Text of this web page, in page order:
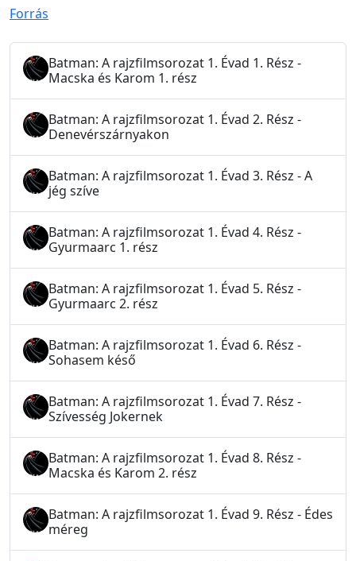
Forrás
Batman: A rajzfilmsorozat 1. Évad 1. Rész -
Macska és Karom 1. rész
Batman: A rajzfilmsorozat 1. Évad 2. Rész -
Denevérszárnyakon
Batman: A rajzfilmsorozat 1. Évad 3. Rész - A
jég szíve
Batman: A rajzfilmsorozat 1. Évad 4. Rész -
Gyurmaarc 1. rész
Batman: A rajzfilmsorozat 1. Évad 5. Rész -
Gyurmaarc 2. rész
Batman: A rajzfilmsorozat 1. Évad 6. Rész -
Sohasem késő
Batman: A rajzfilmsorozat 1. Évad 7. Rész -
Szívesség Jokernek
Batman: A rajzfilmsorozat 1. Évad 8. Rész -
Macska és Karom 2. rész
Batman: A rajzfilmsorozat 1. Évad 9. Rész - Édes
méreg